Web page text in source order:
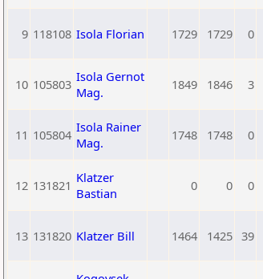
9 118108 Isola Florian 1729 1729 0
10 105803 Isola Gernot
Mag.
1849 1846 3
11 105804 Isola Rainer
Mag.
1748 1748 0
12 131821 Klatzer
Bastian
0 0 0
13 131820 Klatzer Bill 1464 1425 39